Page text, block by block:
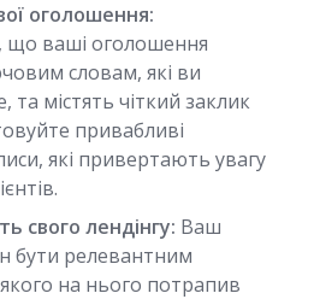
оголошення:
що ваші оголошення
словам, які ви
та містять чіткий заклик
привабливі
які привертають увагу
свого лендінгу: Ваш
бути релевантним
на нього потрапив